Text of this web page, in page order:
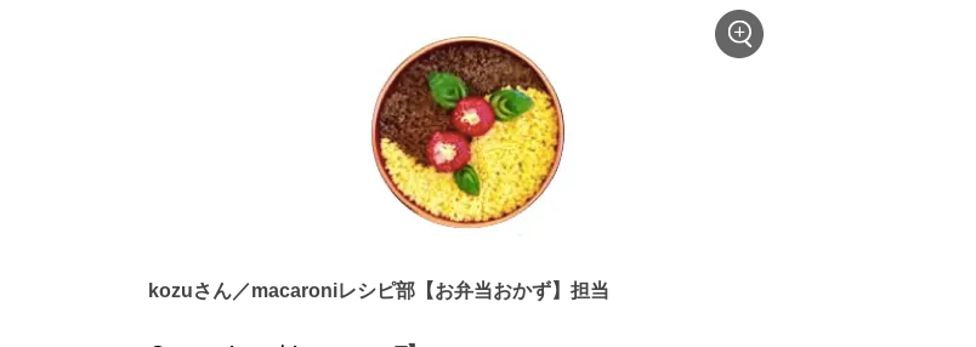
kozuさん／macaroniレシピ部【お弁当おかず】担当